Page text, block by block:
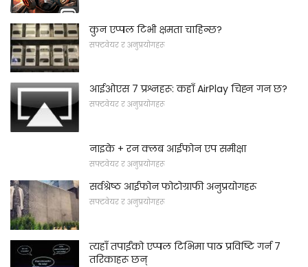
कुन एप्पल टिभी क्षमता चाहिन्छ?
सफ्टवेयर र अनुप्रयोगहरू
आईओएस 7 प्रश्नहरू: कहाँ AirPlay चिह्न गन छ?
सफ्टवेयर र अनुप्रयोगहरू
नाइके + रन क्लब आईफोन एप समीक्षा
सफ्टवेयर र अनुप्रयोगहरू
सर्वश्रेष्ठ आईफोन फोटोग्राफी अनुप्रयोगहरू
सफ्टवेयर र अनुप्रयोगहरू
त्यहाँ तपाईंको एप्पल टिभिमा पाठ प्रविष्टि गर्न 7
तरिकाहरू छन्